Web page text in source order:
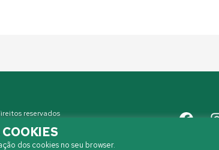
reservados
dos cookies no seu browser.